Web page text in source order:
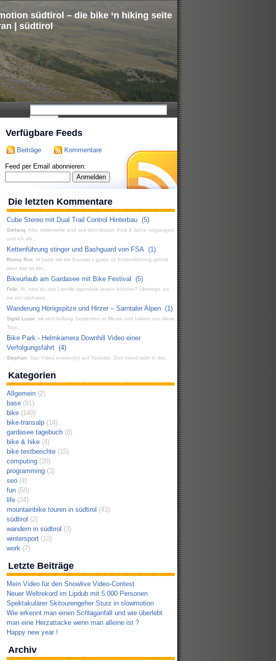
südtirol – die bike ‘n hiking seite
| südtirol
Verfügbare Feeds
Beiträge Kommentare
Feed per Email abonnieren:
Die letzten Kommentare
Cube Stereo mit Dual Trail Control Hinterbau (5)
Stefanq: Also mittlerweile sind seit dem letzten Post 9 Jahre vergangen
und ich als...
Kettenführung stinger und Bashguard von FSA (1)
Ronny Rox: Hi hatte mir die Exustar c.guide v2 Kettenführung geholt
aber das ist der...
Bikeurlaub am Gardasee mit Bike Festival
(5)
Felix: Hi, hast du das Liteville irgendwie testen können? Überlege, es
mir zur nächsten...
Wanderung Hönigspitze und Hirzer – Sarntaler Alpen (1)
Sigrid Luzar: wir sind Anfang September in Meran und haben uns diese
Tour...
Bike Park - Helmkamera Downhill Video einer
Verfolgungsfahrt (4)
Stephan: Das Video existiert(e) auf Youtube. Dort stand wohl in der...
Kategorien
Allgemein(2)
base(91)
bike(140)
bike-transalp(14)
gardasee tagebuch(8)
bike & hike(4)
bike testberichte(15)
computing(20)
programming(3)
seo(4)
fun(58)
life(24)
mountainbike touren in südtirol (43)
südtirol (2)
wandern in südtirol (3)
wintersport(10)
work(7)
Letzte Beiträge
Mein Video für den Snowlive Video-Contest
Neuer Weltrekord im Lipdub mit 5.000 Personen
Spektakulärer Skitourengeher Sturz in slowmotion
Wie erkennt man einen Schlaganfall und wie überlebt
man eine Herzattacke wenn man alleine ist ?
Happy new year !
Archiv